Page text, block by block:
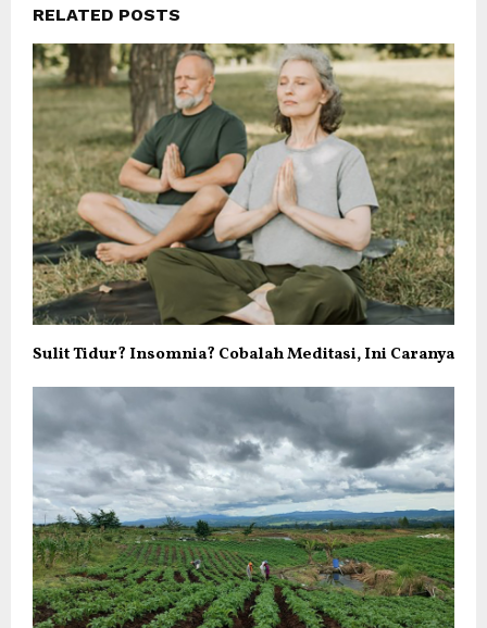
RELATED POSTS
Sulit Tidur? Insomnia? Cobalah Meditasi, Ini Caranya